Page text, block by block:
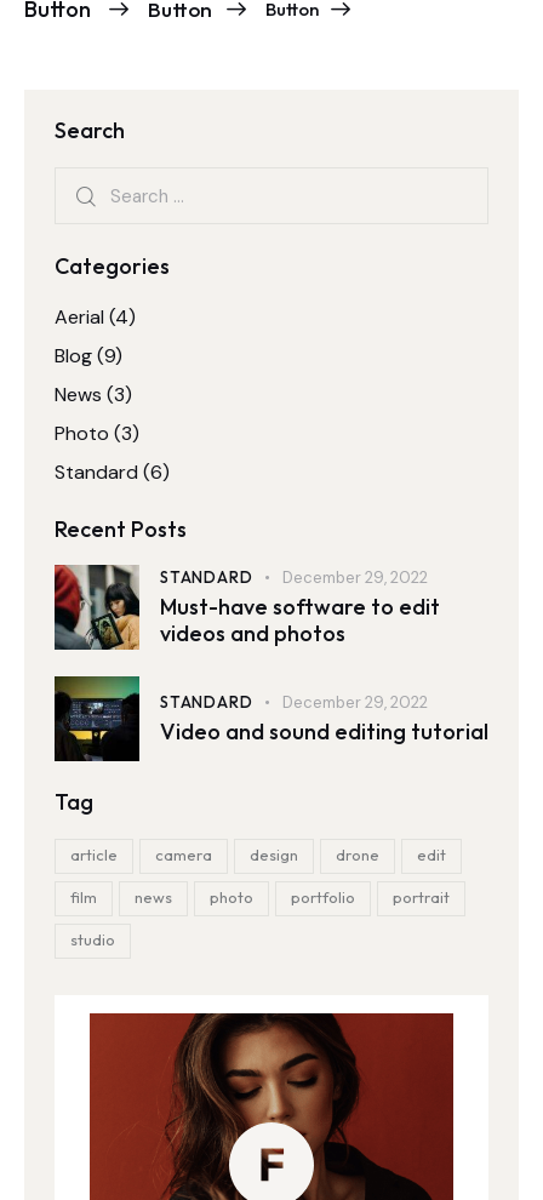
Button Button Button
Search
Categories
Aerial (4)
Blog(9)
News (3)
Photo (3)
Standard (6)
Recent Posts
STANDARD December 29, 2022
Must-have software to edit
videos and photos
STANDARD December 29, 2022
Video and sound editing tutorial
Tag
article camera design drone edit
film news photo portfolio portrait
studio